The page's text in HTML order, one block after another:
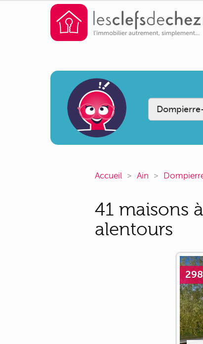
Accueil Ain
41 maisons
alentours